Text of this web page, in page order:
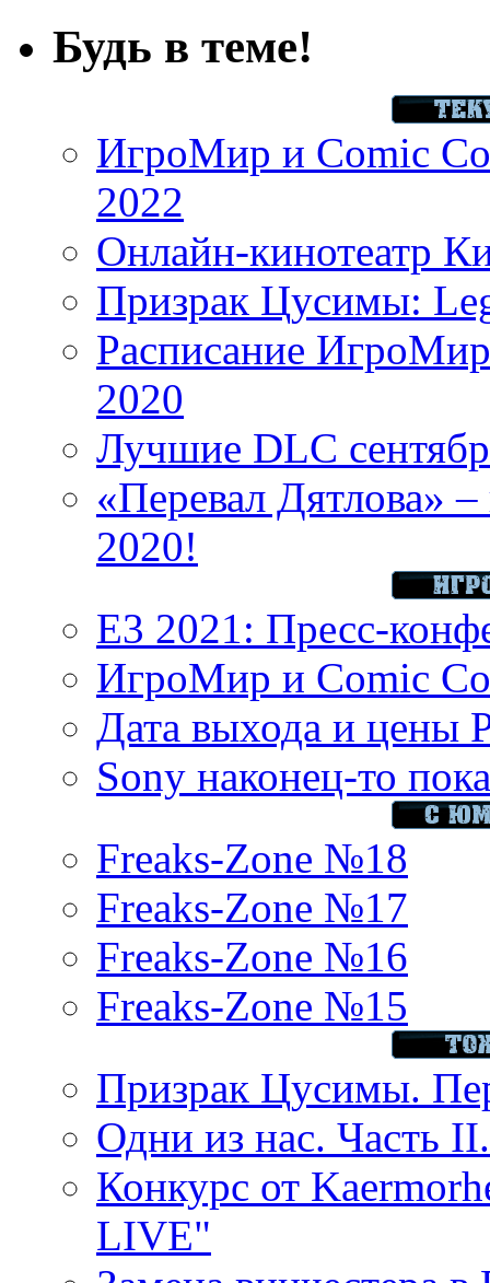
Будь в теме!
ИгроМир и Comic
2022
Онлайн-кинотеатр
Призрак Цусимы:
Расписание
2020
Лучшие DLC
«Перевал Дятлова»
2020!
E3 2021: Пресс-
ИгроМир и Comic
Дата выхода и цены
Sony наконец-то
Freaks-Zone №18
Freaks-Zone №17
Freaks-Zone №16
Freaks-Zone №15
Призрак Цусимы.
Одни из нас. Часть
Конкурс от
LIVE"